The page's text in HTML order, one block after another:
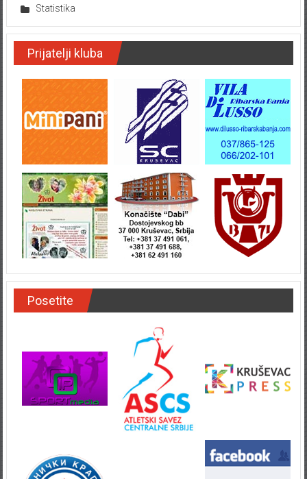
Statistika
Prijatelji kluba
Posetite